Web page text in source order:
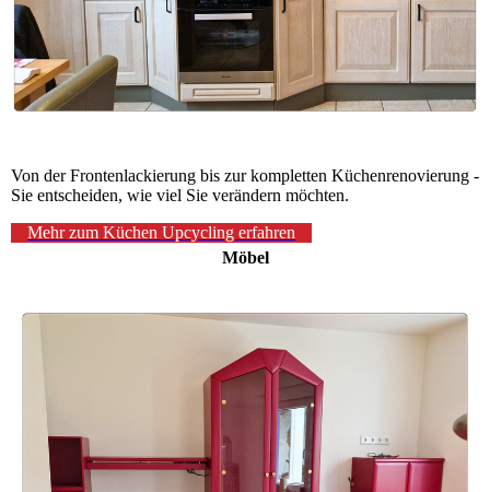
Von der Frontenlackierung bis zur kompletten Küchenrenovierung -
Sie entscheiden, wie viel Sie verändern möchten.
Mehr zum Küchen Upcycling erfahren
Möbel